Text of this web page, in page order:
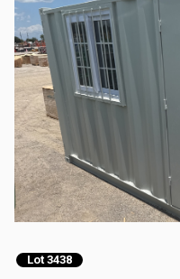
Lot 3438